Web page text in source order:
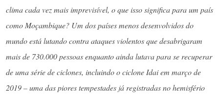
clima cada vez mais imprevisível, o que isso significa para um país
como Moçambique? Um dos países menos desenvolvidos do
mundo está lutando contra ataques violentos que desabrigaram
mais de 730.000 pessoas enquanto ainda lutava para se recuperar
de uma série de ciclones, incluindo o ciclone Idai em março de
2019 – uma das piores tempestades já registradas no hemisfério